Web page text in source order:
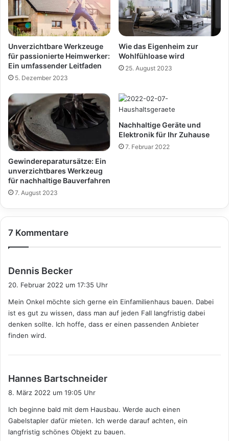
Unverzichtbare Werkzeuge
für passionierte Heimwerker:
Ein umfassender Leitfaden
5. Dezember 2023
Wie das Eigenheim zur
Wohlfühloase wird
25. August 2023
Gewindereparatursätze: Ein
unverzichtbares Werkzeug
für nachhaltige Bauverfahren
7. August 2023
Nachhaltige Geräte und
Elektronik für Ihr Zuhause
7. Februar 2022
7 Kommentare
Dennis Becker
t
:
20. Februar 2022 um 17:35 Uhr
Mein Onkel möchte sich gerne ein Einfamilienhaus bauen. Dabei
ist es gut zu wissen, dass man auf jeden Fall langfristig dabei
denken sollte. Ich hoffe, dass er einen passenden Anbieter
finden wird.
Hannes Bartschneider
t
:
8. März 2022 um 19:05 Uhr
Ich beginne bald mit dem Hausbau. Werde auch einen
Gabelstapler dafür mieten. Ich werde darauf achten, ein
langfristig schönes Objekt zu bauen.